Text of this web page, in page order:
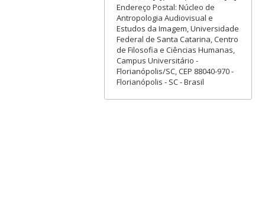
Endereço Postal: Núcleo de
Antropologia Audiovisual e
Estudos da Imagem, Universidade
Federal de Santa Catarina, Centro
de Filosofia e Ciências Humanas,
Campus Universitário -
Florianópolis/SC, CEP 88040-970 -
Florianópolis - SC - Brasil